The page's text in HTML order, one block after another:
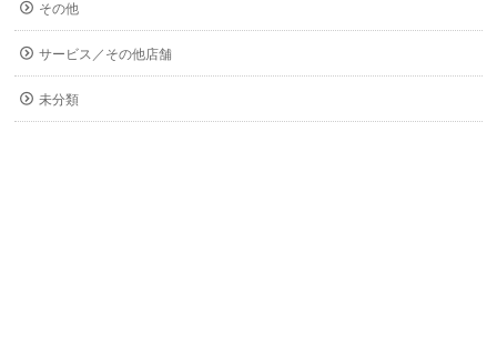
その他
サービス／その他店舗
未分類